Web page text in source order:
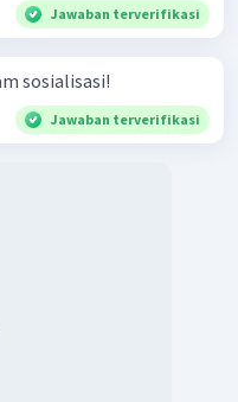
Jawaban terverifikasi
sosialisasi!
Jawaban terverifikasi